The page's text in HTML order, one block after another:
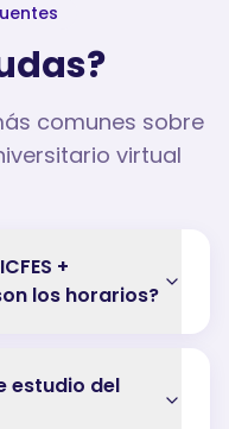
comunes sobre
virtual
+
los horarios?
estudio del